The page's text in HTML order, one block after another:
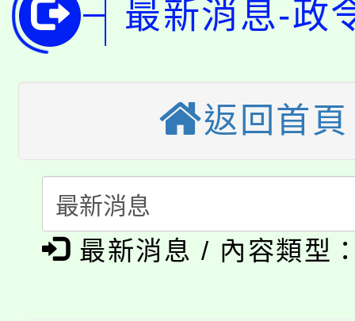
代理(課)教師甄選結果(
「2026金融保險知識
生本土語及新住民語歌
公告本校115學年度第
公告本校115學年度第
代理(課)教師甄選結果(
轉知中國文化大學推廣
《TA101》溝通分析基
程，歡迎學生輔導中心
淨零綠生活教案入校路
會
115年食農教育專業人
最新消息-政
返回首頁
最新消息 / 內容類型